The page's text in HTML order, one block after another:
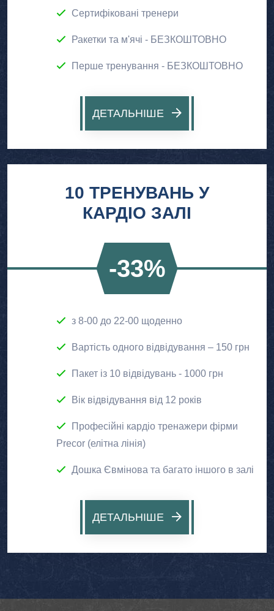
Сертифіковані тренери
Ракетки та м'ячі - БЕЗКОШТОВНО
Перше тренування - БЕЗКОШТОВНО
ДЕТАЛЬНІШЕ
10 ТРЕНУВАНЬ У
КАРДІО ЗАЛІ
-33%
з 8-00 до 22-00 щоденно
Вартість одного відвідування – 150 грн
Пакет із 10 відвідувань - 1000 грн
Вік відвідування від 12 років
Професійні кардіо тренажери фірми
Precor (елітна лінія)
Дошка Євмінова та багато іншого в залі
ДЕТАЛЬНІШЕ